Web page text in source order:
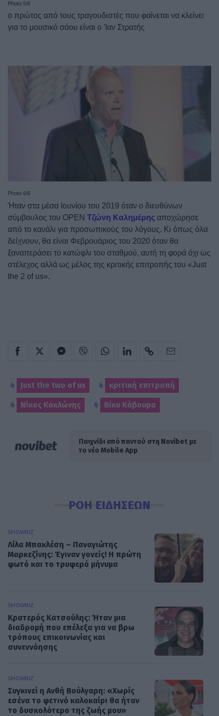
Photo 5/6
ο πρώτος από τους τραγουδιστές που φαίνεται να κλείνει
για το μουσικό σόου είναι ο 'Ιαν Στρατής
Photo 6/6
Ήταν στα μέσα Ιουνίου του 2019 όταν ο διευθύνων
σύμβουλος του ΟΡΕΝ Τζώνη Καλημέρης αποχώρησε
από το κανάλι για προσωπικούς του λόγους. Κι όπως όλα
δείχνουν, θα είναι Φεβρουάριος του 2020 όταν θα
ξαναπεράσει το κατώφλι του σταθμού, αυτή τη φορά όχι ως
στέλεχος αλλά ως μέλος της κριτικής επιτροπής του «Just
the 2 of us».
Just the two of us κριτική επιτροπή
Νίκος Κοκλώνης Βίκυ Κάβουρα
Παιχνίδι από παντού στη Novibet με
το νέο Mobile App
ΡΟΗ ΕΙΔΗΣΕΩΝ
SHOWBIZ
Λίλα Μπακλέση – Παναγιώτης
Μαρκεζίνης: Έγιναν γονείς! Η πρώτη
φωτό και το τρυφερό μήνυμα
SHOWBIZ
Κρατερός Κατσούλης: Ήταν μια
διαδρομή που επέλεξα για να βρω
τρόπους επικοινωνίας και
συνεννόησης
SHOWBIZ
Συγκινεί η Ανθή Βούλγαρη: «Χωρίς
εσένα το φετινό καλοκαίρι θα ήταν
το δυσκολότερο της ζωής μου»